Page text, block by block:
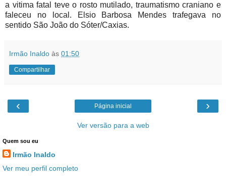
a vitima fatal teve o rosto mutilado, traumatismo craniano e
faleceu no local. Elsio Barbosa Mendes trafegava no
sentido São João do Sóter/Caxias.
Irmão Inaldo às 01:50
Compartilhar
‹ ›
Página inicial
Ver versão para a web
Quem sou eu
Irmão Inaldo
Ver meu perfil completo